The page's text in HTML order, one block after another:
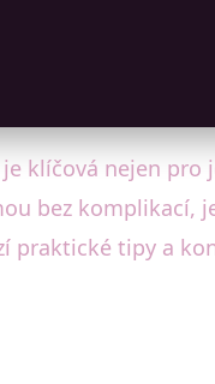
klíčová nejen pro
bez komplikací,
praktické tipy a